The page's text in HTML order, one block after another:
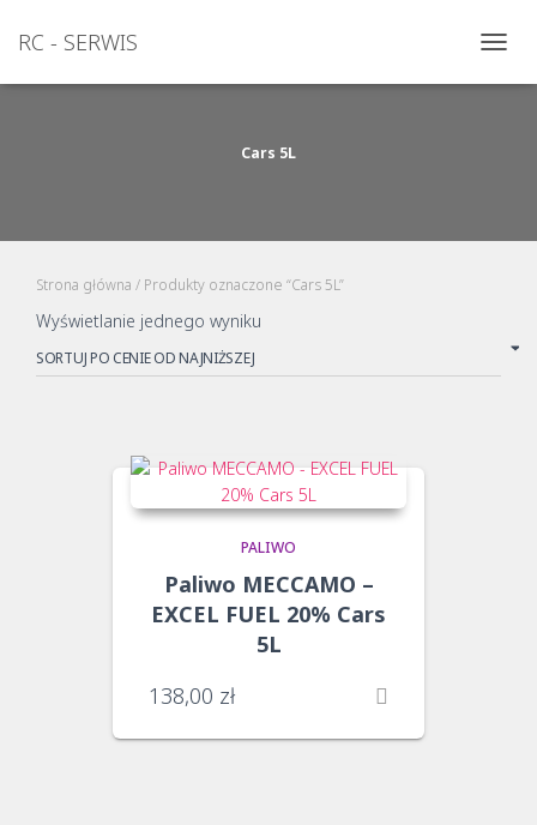
RC - SERWIS
Cars 5L
Strona główna / Produkty oznaczone “Cars 5L”
Wyświetlanie jednego wyniku
PALIWO
Paliwo MECCAMO –
EXCEL FUEL 20% Cars
5L
138,00 zł